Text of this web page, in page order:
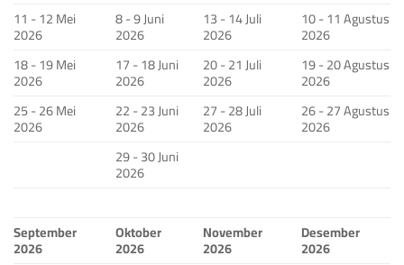
11 - 12 Mei
2026
8 - 9 Juni
2026
13 - 14 Juli
2026
10 - 11 Agustus
2026
18 - 19 Mei
2026
17 - 18 Juni
2026
20 - 21 Juli
2026
19 - 20 Agustus
2026
25 - 26 Mei
2026
22 - 23 Juni
2026
27 - 28 Juli
2026
26 - 27 Agustus
2026
29 - 30 Juni
2026
September
2026
Oktober
2026
November
2026
Desember
2026